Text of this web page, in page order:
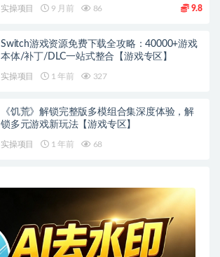
实操项目 9 月前 86 9.8
Switch游戏资源免费下载全攻略：40000+游戏
本体/补丁/DLC一站式整合【游戏专区】
实操项目 1 年前 327
《饥荒》解锁完整版多模组合集深度体验，解
锁多元游戏新玩法【游戏专区】
实操项目 1 年前 68